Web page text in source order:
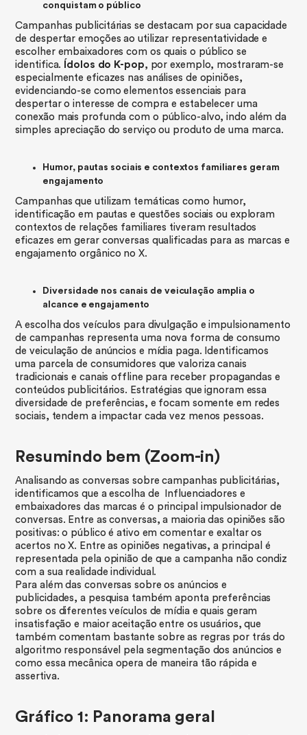
conquistam o público
Campanhas publicitárias se destacam por sua capacidade
de despertar emoções ao utilizar representatividade e
escolher embaixadores com os quais o público se
identifica.
Ídolos do K-pop, por exemplo, mostraram-se
especialmente eficazes nas análises de opiniões,
evidenciando-se como elementos essenciais para
despertar o interesse de compra e estabelecer uma
conexão mais profunda com o público-alvo, indo além da
simples apreciação do serviço ou produto de uma marca.
Humor, pautas sociais e contextos familiares geram
engajamento
Campanhas que utilizam temáticas como humor,
identificação em pautas e questões sociais ou exploram
contextos de relações familiares tiveram resultados
eficazes em gerar conversas qualificadas para as marcas e
engajamento orgânico no X.
Diversidade nos canais de veiculação amplia o
alcance e engajamento
A escolha dos veículos para divulgação e impulsionamento
de campanhas representa uma nova forma de consumo
de veiculação de anúncios e mídia paga. Identificamos
uma parcela de consumidores que valoriza canais
tradicionais e canais offline para receber propagandas e
conteúdos publicitários. Estratégias que ignoram essa
diversidade de preferências, e focam somente em redes
sociais, tendem a impactar cada vez menos pessoas.
‍Resumindo bem (Zoom-in)
Analisando as conversas sobre campanhas publicitárias,
identificamos que a escolha de Influenciadores e
embaixadores das marcas é o principal impulsionador de
conversas. Entre as conversas, a maioria das opiniões são
positivas: o público é ativo em comentar e exaltar os
acertos no X. Entre as opiniões negativas, a principal é
representada pela opinião de que a campanha não condiz
com a sua realidade individual.
Para além das conversas sobre os anúncios e
publicidades, a pesquisa também aponta preferências
sobre os diferentes veículos de mídia e quais geram
insatisfação e maior aceitação entre os usuários, que
também comentam bastante sobre as regras por trás do
algoritmo responsável pela segmentação dos anúncios e
como essa mecânica opera de maneira tão rápida e
assertiva.
Gráfico 1: Panorama geral